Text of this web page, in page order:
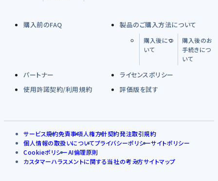
購入前のFAQ 製品のご購入方法について
購入後につ
いて
購入後のお
手続きにつ
いて
パートナー
ライセンスポリシー
使用許諾契約/利用規約
評価版を試す
サービス規約免責事項人権方針契約発注取引規約
個人情報の取扱いについてプライバシーポリシーサイトポリシー
CookieポリシーAI倫理原則
カスタマーハラスメントに関する当社の考え方サイトマップ